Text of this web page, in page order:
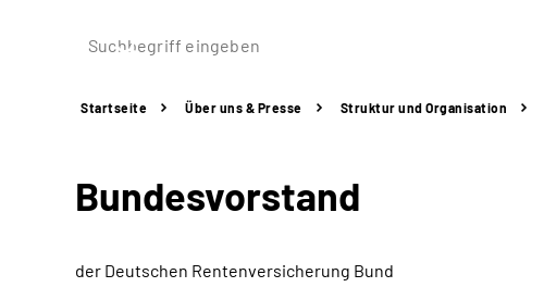
Startseite Über uns & Presse Struktur und Organisation
Bundesvorstand
der Deutschen Rentenversicherung Bund